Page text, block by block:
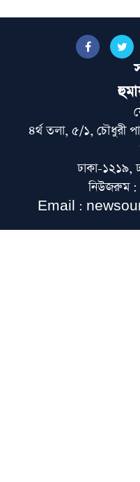
মোজতবা
আজ
প্রাক্তন
৪র্থ তলা, ৫/১, চৌধুরী
ঢাকা-১২১৯,
নিউজরুম
Email :